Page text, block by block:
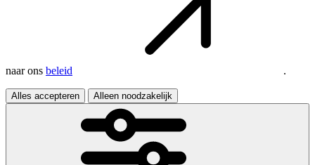
naar ons beleid .
Alles accepteren Alleen noodzakelijk